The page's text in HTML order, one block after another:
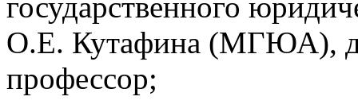
О.Е. Кутафина (МГЮА),
профессор;